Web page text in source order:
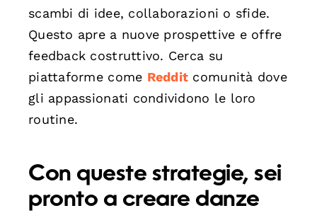
scambi di idee, collaborazioni o sfide.
Questo apre a nuove prospettive e offre
feedback costruttivo. Cerca su
piattaforme come Reddit comunità dove
gli appassionati condividono le loro
routine.
Con queste strategie, sei
pronto a creare danze